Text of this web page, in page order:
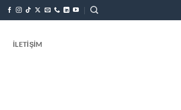
İLETIŞIM